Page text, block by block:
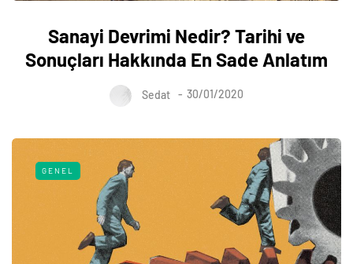
Sanayi Devrimi Nedir? Tarihi ve
Sonuçları Hakkında En Sade Anlatım
Sedat 30/01/2020
GENEL